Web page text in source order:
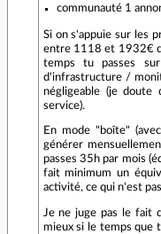
communauté 1
Si on s'appuie sur les
entre 1118 et 1932€
temps tu passes
d'infrastructure /
négligeable (je
service).
En mode "boîte"
générer
passes 35h par mois
fait minimum un
activité, ce qui n'est
Je ne juge pas le fait
mieux si le temps que